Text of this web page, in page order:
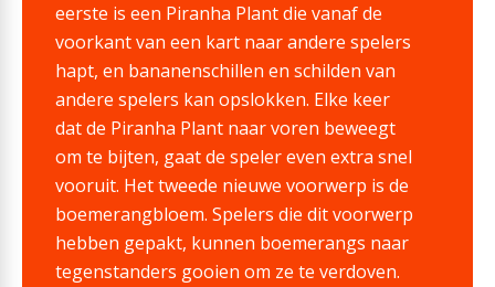
eerste is een Piranha Plant die vanaf de
voorkant van een kart naar andere spelers
hapt, en bananenschillen en schilden van
andere spelers kan opslokken. Elke keer
dat de Piranha Plant naar voren beweegt
om te bijten, gaat de speler even extra snel
vooruit. Het tweede nieuwe voorwerp is de
boemerangbloem. Spelers die dit voorwerp
hebben gepakt, kunnen boemerangs naar
tegenstanders gooien om ze te verdoven.